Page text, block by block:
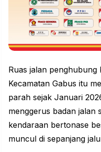
Ruas jalan penghubung
Kecamatan Gabus itu
parah sejak Januari
menggerus badan jalan
kendaraan bertonase
muncul di sepanjang